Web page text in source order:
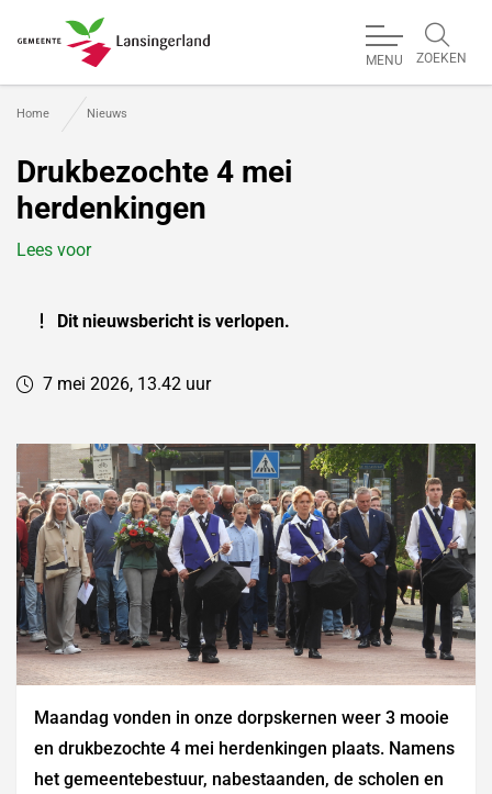
MENU ZOEKEN
Home Nieuws
Drukbezochte 4 mei
herdenkingen
Lees voor
Dit nieuwsbericht is verlopen.
7 mei 2026, 13.42 uur
Maandag vonden in onze dorpskernen weer 3 mooie
en drukbezochte 4 mei herdenkingen plaats. Namens
het gemeentebestuur, nabestaanden, de scholen en